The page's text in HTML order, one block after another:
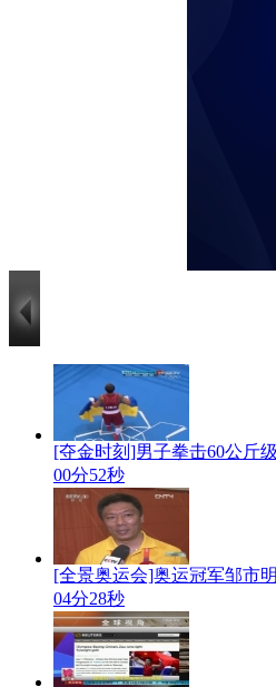
[夺金时刻]男子拳击60公斤
00分52秒
[全景奥运会]奥运冠军邹市
04分28秒